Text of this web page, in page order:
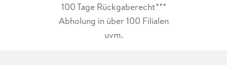
100 Tage Rückgaberecht***
Abholung in über 100 Filialen
uvm.